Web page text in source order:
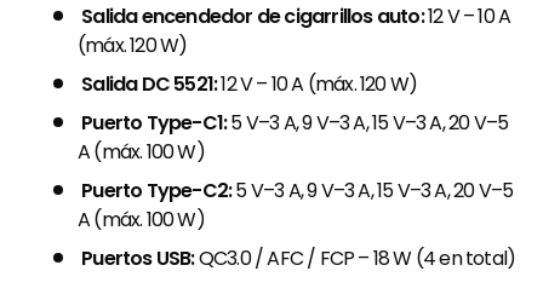
Salida encendedor de cigarrillos auto:12 V – 10 A
(máx. 120 W)
Salida DC 5521:12 V – 10 A (máx. 120 W)
Puerto Type-C1:5 V–3 A, 9 V–3 A, 15 V–3 A, 20 V–5
A (máx. 100 W)
Puerto Type-C2:5 V–3 A, 9 V–3 A, 15 V–3 A, 20 V–5
A (máx. 100 W)
Puertos USB:QC3.0 / AFC / FCP – 18 W (4 en total)